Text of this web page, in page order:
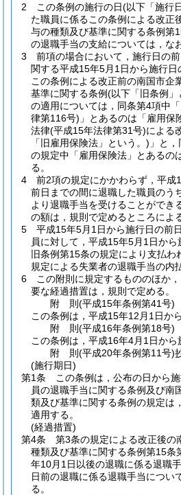
2 この条例の施行の日(以下「施行
た職員に係るこの条例による改正
与の種類及び基準に関する条例第
の退職手当の支給については，な
3
前項の場合において，施行日の
関する平成15年5月1日から施行
この条例による改正前の南国市企
基準に関する条例(以下「旧条例」
の適用については，同条第4項中
律第116号) 」とあるのは「雇用保
法律(平成15年法律第31号)による
「旧雇用保険法」という。) 」と
の規定中「雇用保険法」とあるの
る。
4
前2項の規定にかかわらず，平成
前日までの間に退職した職員のう
より退職手当を受けることができ
の額は，規則で定めるところによ
5
平成15年5月1日から施行日の前
員に対して，平成15年5月1日か
旧条例第15条の規定により支払
規定による失業者の退職手当の内
6
この附則に規定するもののほか
要な経過措置は，規則で定める。
附 則(平成15年条例第41号)
この条例は，平成15年12月1日か
附 則(平成16年条例第18号)
この条例は，平成16年4月1日から
附 則(平成20年条例第11号)
(施行期日)
第1条
この条例は，公布の日から
員の退職手当に関する条例及び南
類及び基準に関する条例の規定は
適用する。
(経過措置)
第4条
第3条の規定による改正後の
種類及び基準に関する条例第15条
年10月1日以後の退職に係る退職
日前の退職に係る退職手当につい
る。